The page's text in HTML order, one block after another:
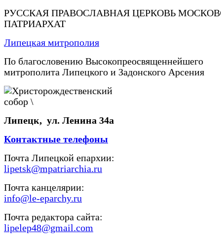
РУССКАЯ ПРАВОСЛАВНАЯ ЦЕРКОВЬ
ПАТРИАРХАТ
Липецкая митрополия
По благословению Высокопреосвященнейшего
митрополита Липецкого и Задонского Арсения
Липецк, ул. Ленина 34а
Контактные телефоны
Почта Липецкой епархии:
lipetsk@mpatriarchia.ru
Почта канцелярии:
info@le-eparchy.ru
Почта редактора сайта:
lipelep48@gmail.com